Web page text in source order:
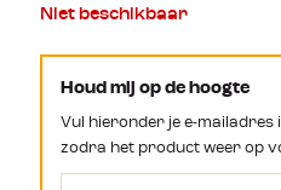
Niet beschikbaar
Houd mij op de hoogte
Vul hieronder je e-mailadres
zodra het product weer op